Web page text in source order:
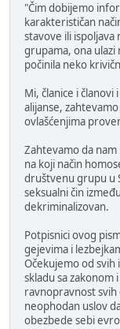
"Čim dobijemo
karakterističan
stavove ili
grupama, ona ulazi
počinila neko
Mi, članice i
alijanse,
ovlašćenjima
Zahtevamo da
na koji način
društvenu grupu u
seksualni čin
dekriminalizovan.
Potpisnici ovog
gejevima i
Očekujemo od svih
skladu sa
ravnopravnost
neophodan uslov
obezbede sebi